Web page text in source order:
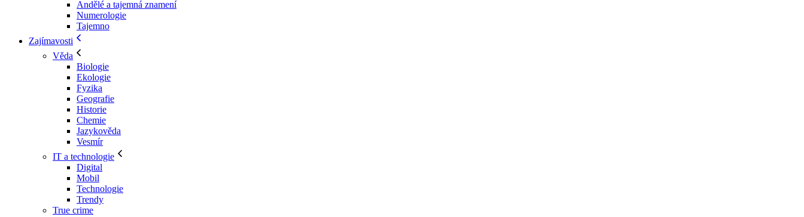
Andělé a tajemná znamení
Numerologie
Tajemno
Zajímavosti
Věda
Biologie
Ekologie
Fyzika
Geografie
Historie
Chemie
Jazykověda
Vesmír
IT a technologie
Digital
Mobil
Technologie
Trendy
True crime